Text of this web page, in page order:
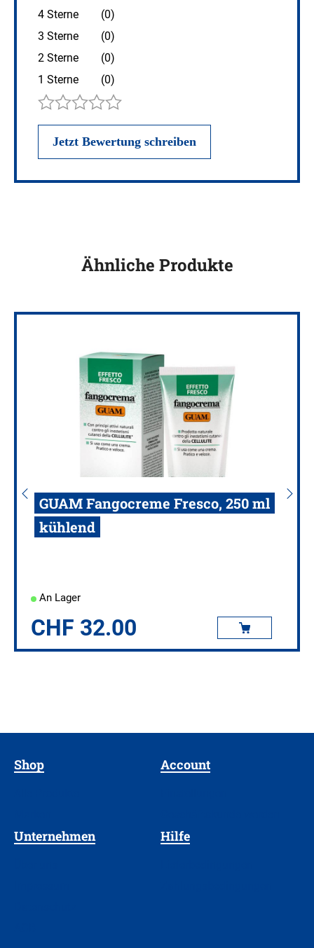
4 Sterne
(0)
3 Sterne
(0)
2 Sterne
(0)
1 Sterne
(0)
Ähnliche Produkte
GUAM Fangocreme Fresco, 250 ml
kühlend
An Lager
CHF 32.00
Shop Account
Unternehmen Hilfe